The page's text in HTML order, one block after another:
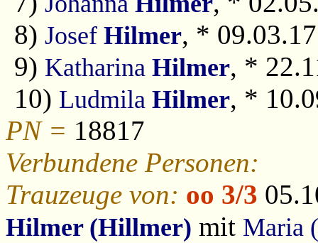
8)JosefHilmer, *
9) KatharinaHilmer, *
10) LudmilaHilmer, *
PN = 18817
Verbundene Personen:
Trauzeuge von: oo 3/3
Hilmer (Hillmer) mit Maria